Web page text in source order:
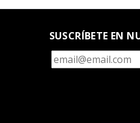
SUSCRÍBETE EN